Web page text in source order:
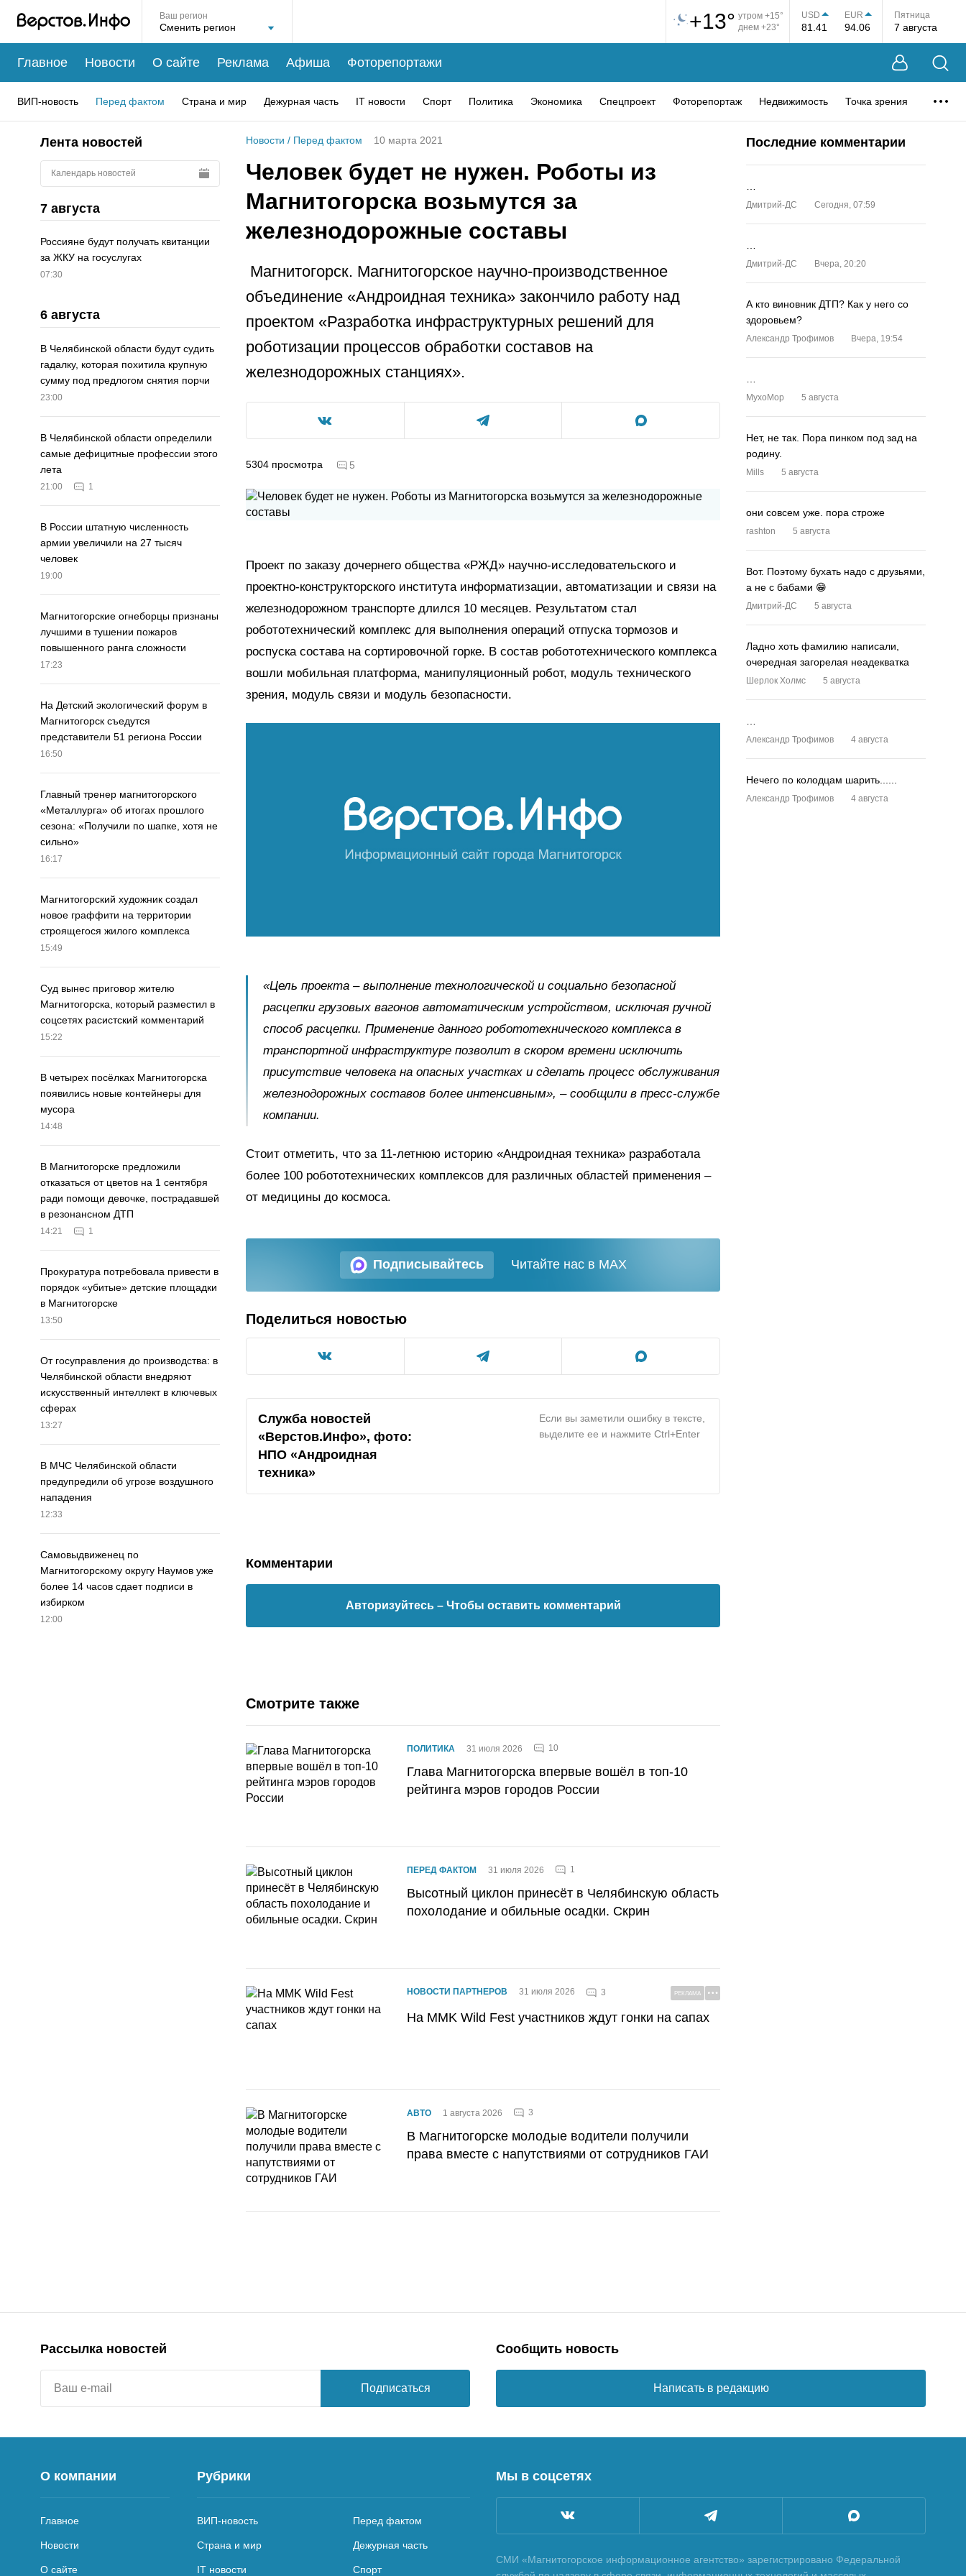
Ваш регион +13° утром +15°
днем +23°
USD
81.41
EUR
94.06
Пятница
7 августа
Главное Новости О сайте Реклама Афиша Фоторепортажи
ВИП-новость Перед фактом Страна и мир Дежурная часть IT новости Спорт Политика Экономика Спецпроект Фоторепортаж Недвижимость Точка зрения
Лента новостей
Календарь новостей
7 августа
Россияне будут получать квитанции
за ЖКУ на госуслугах
07:30
6 августа
В Челябинской области будут судить
гадалку, которая похитила крупную
сумму под предлогом снятия порчи
23:00
В Челябинской области определили
самые дефицитные профессии этого
лета
21:00 1
В России штатную численность
армии увеличили на 27 тысяч
человек
19:00
Магнитогорские огнеборцы признаны
лучшими в тушении пожаров
повышенного ранга сложности
17:23
На Детский экологический форум в
Магнитогорск съедутся
представители 51 региона России
16:50
Главный тренер магнитогорского
«Металлурга» об итогах прошлого
сезона: «Получили по шапке, хотя не
сильно»
16:17
Магнитогорский художник создал
новое граффити на территории
строящегося жилого комплекса
15:49
Суд вынес приговор жителю
Магнитогорска, который разместил в
соцсетях расистский комментарий
15:22
В четырех посёлках Магнитогорска
появились новые контейнеры для
мусора
14:48
В Магнитогорске предложили
отказаться от цветов на 1 сентября
ради помощи девочке, пострадавшей
в резонансном ДТП
14:21 1
Прокуратура потребовала привести в
порядок «убитые» детские площадки
в Магнитогорске
13:50
От госуправления до производства: в
Челябинской области внедряют
искусственный интеллект в ключевых
сферах
13:27
В МЧС Челябинской области
предупредили об угрозе воздушного
нападения
12:33
Самовыдвиженец по
Магнитогорскому округу Наумов уже
более 14 часов сдает подписи в
избирком
12:00
Новости / Перед фактом 10 марта 2021
Человек будет не нужен. Роботы из
Магнитогорска возьмутся за
железнодорожные составы
Магнитогорск. Магнитогорское научно-производственное
объединение «Андроидная техника» закончило работу над
проектом «Разработка инфраструктурных решений для
роботизации процессов обработки составов на
железнодорожных станциях».
5304 просмотра 5
Проект по заказу дочернего общества «РЖД» научно-исследовательского и
проектно-конструкторского института информатизации, автоматизации и связи на
железнодорожном транспорте длился 10 месяцев. Результатом стал
робототехнический комплекс для выполнения операций отпуска тормозов и
роспуска состава на сортировочной горке. В состав робототехнического комплекса
вошли мобильная платформа, манипуляционный робот, модуль технического
зрения, модуль связи и модуль безопасности.
«Цель проекта – выполнение технологической и социально безопасной
расцепки грузовых вагонов автоматическим устройством, исключая ручной
способ расцепки. Применение данного робототехнического комплекса в
транспортной инфраструктуре позволит в скором времени исключить
присутствие человека на опасных участках и сделать процесс обслуживания
железнодорожных составов более интенсивным», – сообщили в пресс-службе
компании.
Стоит отметить, что за 11-летнюю историю «Андроидная техника» разработала
более 100 робототехнических комплексов для различных областей применения –
от медицины до космоса.
Подписывайтесь Читайте нас в MAX
Поделиться новостью
Служба новостей
«Верстов.Инфо», фото:
НПО «Андроидная
техника»
Если вы заметили ошибку в тексте,
выделите ее и нажмите Ctrl+Enter
Комментарии
Авторизуйтесь – Чтобы оставить комментарий
Смотрите также
ПОЛИТИКА 31 июля 2026 10
Глава Магнитогорска впервые вошёл в топ-10
рейтинга мэров городов России
ПЕРЕД ФАКТОМ 31 июля 2026 1
Высотный циклон принесёт в Челябинскую область
похолодание и обильные осадки. Скрин
НОВОСТИ ПАРТНЕРОВ 31 июля 2026 3 РЕКЛАМА
На MMK Wild Fest участников ждут гонки на сапах
АВТО 1 августа 2026 3
В Магнитогорске молодые водители получили
права вместе с напутствиями от сотрудников ГАИ
Последние комментарии
Дмитрий-ДС Сегодня, 07:59
Дмитрий-ДС Вчера, 20:20
А кто виновник ДТП? Как у него со
здоровьем?
Александр Трофимов Вчера, 19:54
MyxoMop 5 августа
Нет, не так. Пора пинком под зад на
родину.
Mills 5 августа
они совсем уже. пора строже
rashton 5 августа
Вот. Поэтому бухать надо с друзьями,
а не с бабами 😁
Дмитрий-ДС 5 августа
Ладно хоть фамилию написали,
очередная загорелая неадекватка
Шерлок Холмс 5 августа
Александр Трофимов 4 августа
Нечего по колодцам шарить......
Александр Трофимов 4 августа
Рассылка новостей
Подписаться
Сообщить новость
Написать в редакцию
О компании
Главное
Новости
О сайте
Рубрики
ВИП-новость Перед фактом
Страна и мир Дежурная часть
IT новости Спорт
Мы в соцсетях
СМИ «Магнитогорское информационное агентство» зарегистрировано Федеральной